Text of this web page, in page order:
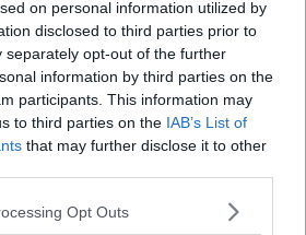
on personal information utilized by
disclosed to third parties prior to
separately opt-out of the further
information by third parties on the
participants. This information may
to third parties on the IAB’s List of
that may further disclose it to other
Opt Outs
Non restiamo purtroppo sorpresi visto
che questo stabilimento manca di
preoccupati per il futuro
in Jsw e dell’unico treno che produce
abbiamo chiesto di essere
dei pezzi necessari al ripristino della
stati detti (un mese fa circa) che
contattati per confrontarci